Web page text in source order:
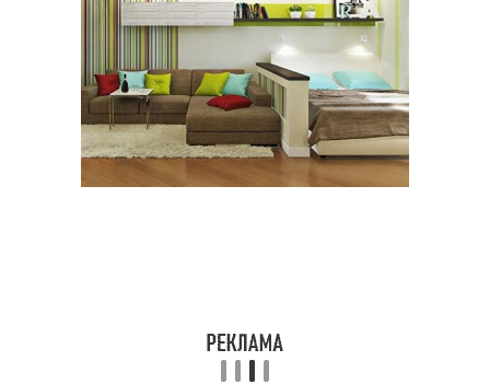
Комнатные квартиры
Трехкомнатная
квартира
Идеи для
неоклассическом стиле